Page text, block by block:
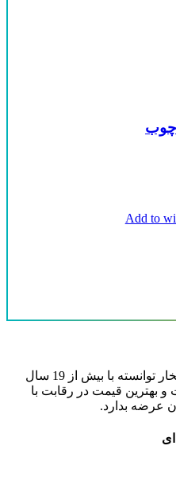
چوب
Add to
با افتخار توانسته با بیش از 19 سال
و بهترین قیمت در رقابت با
عرضه بدارد.